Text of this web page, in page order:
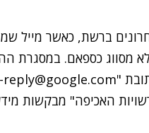
ברשת, כאשר מייל
מסווג כספאם. במסגרת
האכיפה" מבקשות